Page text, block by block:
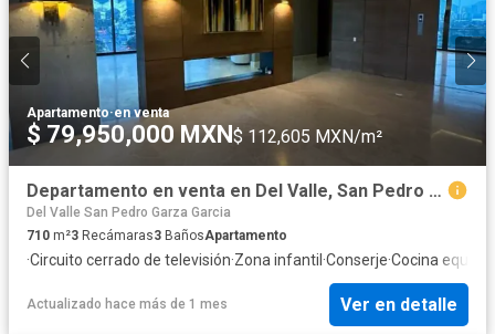
Apartamento·en venta
$ 79,950,000 MXN$ 112,605 MXN/m²
Departamento en venta en Del Valle, San Pedro Garza García, Nuevo León
Del Valle San Pedro Garza Garcia
710 m²3 Recámaras3 BañosApartamento
·Circuito cerrado de televisión·Zona infantil·Conserje·Cocina
Actualizado hace más de 1 mes Ver en detalle